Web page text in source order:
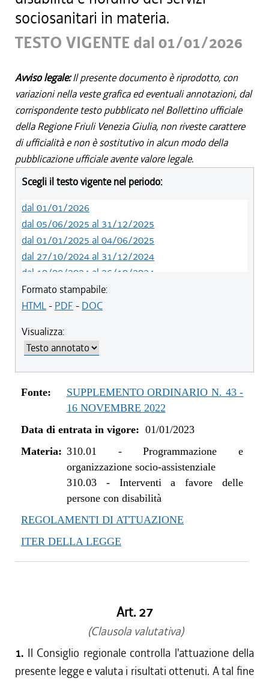
sociosanitari in materia.
TESTO VIGENTE dal 01/01/2026
Avviso legale:Il presente documento è riprodotto, con
variazioni nella veste grafica ed eventuali annotazioni, dal
corrispondente testo pubblicato nel Bollettino ufficiale
della Regione Friuli Venezia Giulia, non riveste carattere
di ufficialità e non è sostitutivo in alcun modo della
pubblicazione ufficiale avente valore legale.
Scegli il testo vigente nel periodo:
dal 01/01/2026
dal 05/06/2025 al 31/12/2025
dal 01/01/2025 al 04/06/2025
dal 27/10/2024 al 31/12/2024
dal 10/08/2024 al 26/10/2024
dal 01/01/2024 al 09/08/2024
dal 07/03/2023 al 31/12/2023
Formato stampabile:
HTML- PDF - DOC
Visualizza:
Fonte:
SUPPLEMENTO ORDINARIO N. 43 -
16 NOVEMBRE 2022
Data di entrata in vigore: 01/01/2023
Materia: 310.01 -Programmazione e
organizzazione socio-assistenziale
310.03- Interventi a favore delle
persone con disabilità
REGOLAMENTI DI ATTUAZIONE
ITER DELLA LEGGE
Art. 27
(Clausola valutativa)
1. Il Consiglio regionale controlla l'attuazione della
presente legge e valuta i risultati ottenuti. A tal fine